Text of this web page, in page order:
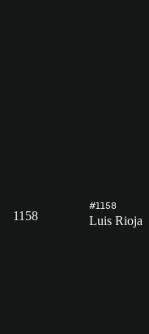
1158
#1158
Luis Rioja